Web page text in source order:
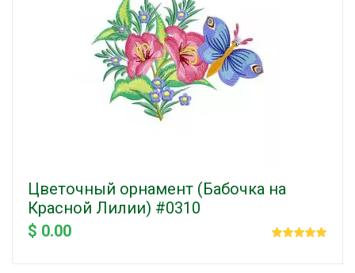
Цветочный орнамент (Бабочка на
Красной Лилии) #0310
$ 0.00